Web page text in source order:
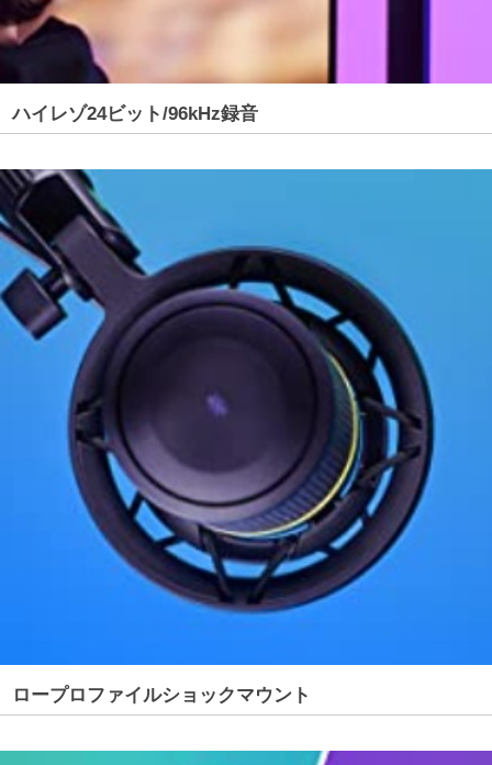
ハイレゾ24ビット/96kHz録音
ロープロファイルショックマウント